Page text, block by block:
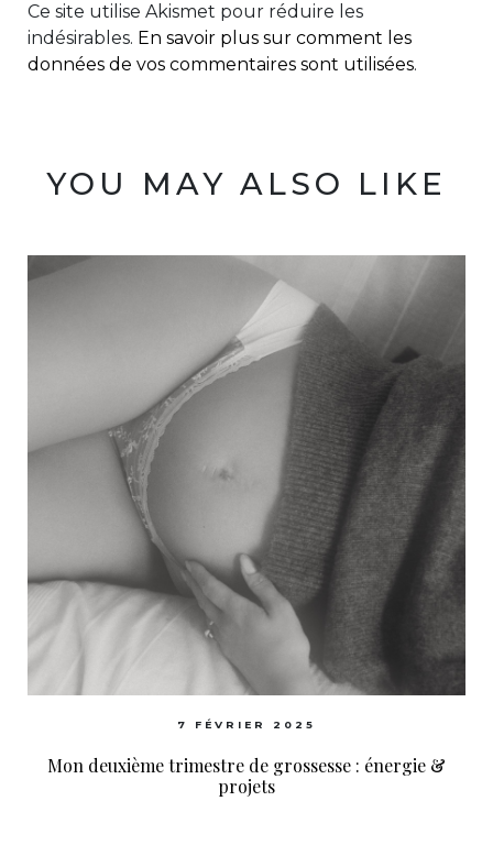
Ce site utilise Akismet pour réduire les
indésirables. En savoir plus sur comment les
données de vos commentaires sont utilisées.
YOU MAY ALSO LIKE
7 FÉVRIER 2025
Mon deuxième trimestre de grossesse : énergie &
projets